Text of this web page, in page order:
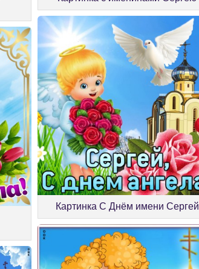
Картинка С Днём имени Сергей